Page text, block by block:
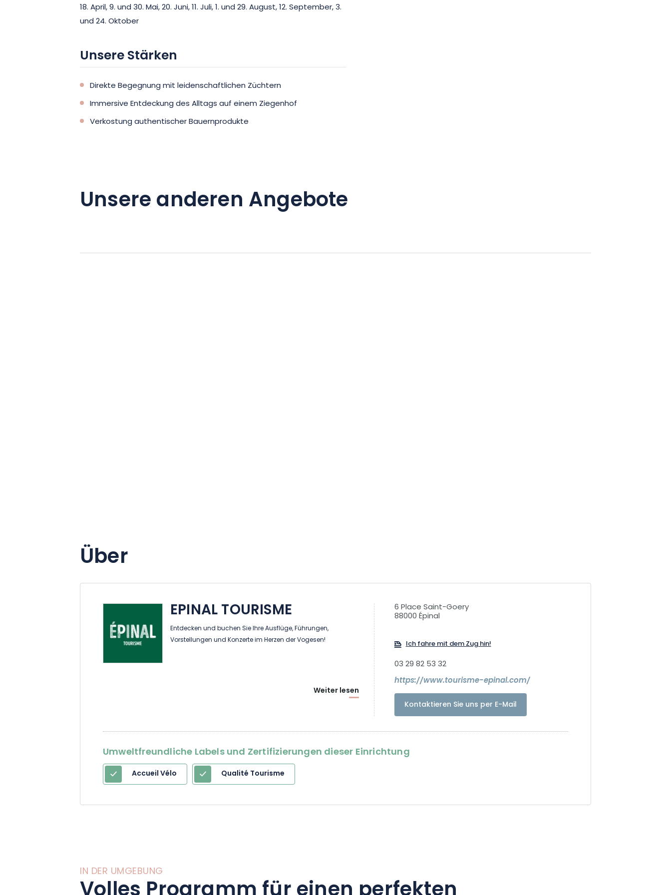
18. April, 9. und 30. Mai, 20. Juni, 11. Juli, 1. und 29. August, 12. September, 3.
und 24. Oktober
Unsere Stärken
Direkte Begegnung mit leidenschaftlichen Züchtern
Immersive Entdeckung des Alltags auf einem Ziegenhof
Verkostung authentischer Bauernprodukte
Unsere anderen Angebote
Über
EPINAL TOURISME
Entdecken und buchen Sie Ihre Ausflüge, Führungen,
Vorstellungen und Konzerte im Herzen der Vogesen!
Weiter lesen
6 Place Saint-Goery
88000 Épinal
Ich fahre mit dem Zug hin!
03 29 82 53 32
https://www.tourisme-epinal.com/
Kontaktieren Sie uns per E-Mail
Umweltfreundliche Labels und Zertifizierungen dieser Einrichtung
Accueil Vélo Qualité Tourisme
IN DER UMGEBUNG